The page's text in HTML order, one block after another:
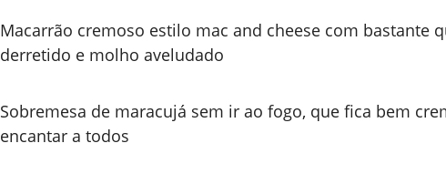
Macarrão cremoso estilo mac and cheese com bastante
derretido e molho aveludado
Sobremesa de maracujá sem ir ao fogo, que fica bem
encantar a todos